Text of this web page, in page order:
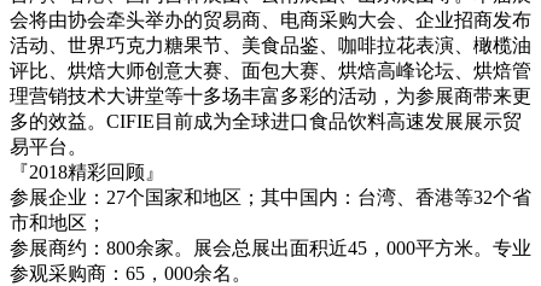
会将由协会牵头举办的贸易商、电商采购大会、企业招商发布
活动、世界巧克力糖果节、美食品鉴、咖啡拉花表演、橄榄油
评比、烘焙大师创意大赛、面包大赛、烘焙高峰论坛、烘焙管
理营销技术大讲堂等十多场丰富多彩的活动，为参展商带来更
多的效益。CIFIE目前成为全球进口食品饮料高速发展展示贸
易平台。
『2018精彩回顾』
参展企业：27个国家和地区；其中国内：台湾、香港等32个省
市和地区；
参展商约：800余家。展会总展出面积近45，000平方米。专业
参观采购商：65，000余名。